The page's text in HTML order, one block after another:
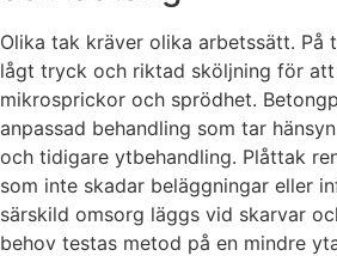
Olika tak kräver olika arbetssätt. På
lågt tryck och riktad sköljning för att
mikrosprickor och sprödhet.
anpassad behandling som tar
och tidigare ytbehandling. Plåttak
som inte skadar beläggningar eller
särskild omsorg läggs vid skarvar
behov testas metod på en mindre